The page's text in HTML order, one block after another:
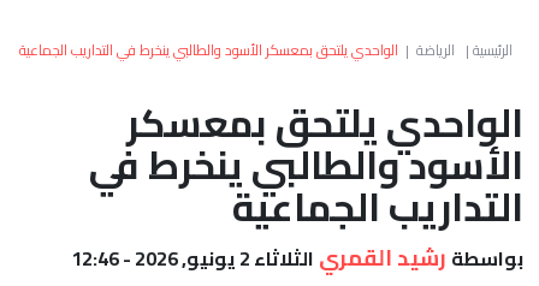
العالم
أعمدة
الصحراء
الرئيسية| الرياضة | الواحدي يلتحق بمعسكر الأسود والطالبي ينخرط في التداريب الجماعية
الواحدي يلتحق بمعسكر
الأسود والطالبي ينخرط في
التداريب الجماعية
بواسطة رشيد القمري الثلاثاء 2 يونيو, 2026 - 12:46